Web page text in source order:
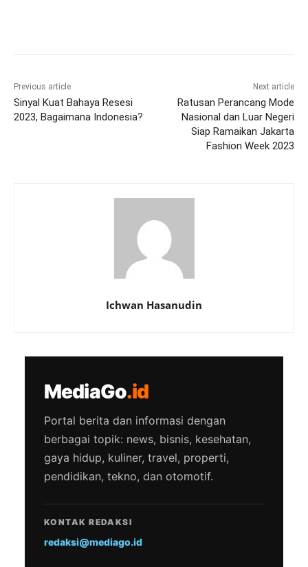
Previous article
Sinyal Kuat Bahaya Resesi
2023, Bagaimana Indonesia?
Next article
Ratusan Perancang Mode
Nasional dan Luar Negeri
Siap Ramaikan Jakarta
Fashion Week 2023
Ichwan Hasanudin
MediaGo.id
Portal berita dan informasi dengan
berbagai topik: news, bisnis, kesehatan,
gaya hidup, kuliner, travel, properti,
pendidikan, tekno, dan otomotif.
KONTAK REDAKSI
redaksi@mediago.id